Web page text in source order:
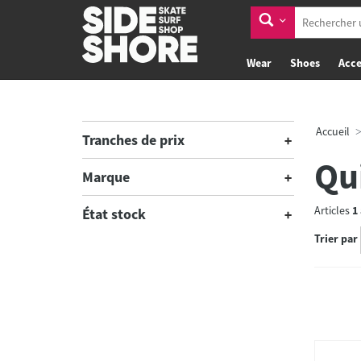
Wear Shoes
Tranches de prix
Marque
État stock
Accueil
Articles 1
Trier par